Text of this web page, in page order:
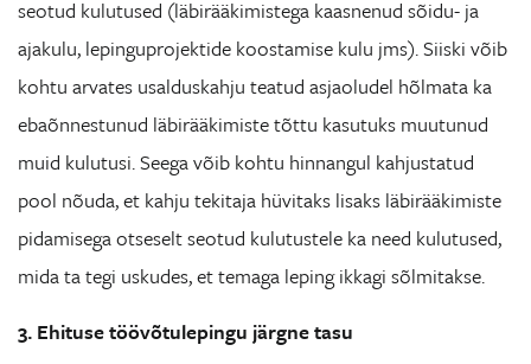
seotud kulutused (läbirääkimistega kaasnenud sõidu- ja
ajakulu, lepinguprojektide koostamise kulu jms). Siiski võib
kohtu arvates usalduskahju teatud asjaoludel hõlmata ka
ebaõnnestunud läbirääkimiste tõttu kasutuks muutunud
muid kulutusi. Seega võib kohtu hinnangul kahjustatud
pool nõuda, et kahju tekitaja hüvitaks lisaks läbirääkimiste
pidamisega otseselt seotud kulutustele ka need kulutused,
mida ta tegi uskudes, et temaga leping ikkagi sõlmitakse.
3. Ehituse töövõtulepingu järgne tasu